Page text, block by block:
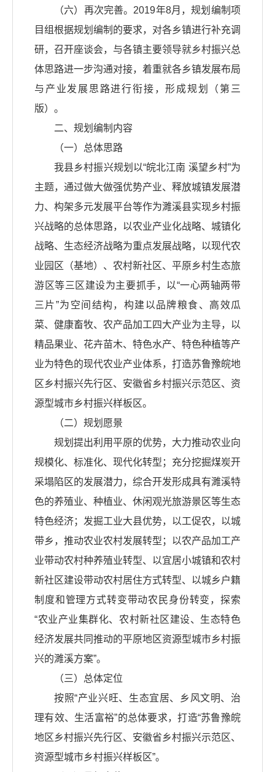
（六）再次完善。2019年8月，规划编制项
目组根据规划编制的要求，对各乡镇进行补充调
研，召开座谈会，与各镇主要领导就乡村振兴总
体思路进一步沟通对接，着重就各乡镇发展布局
与产业发展思路进行衔接，形成规划（第三
版）。
二、规划编制内容
（一）总体思路
我县乡村振兴规划以“皖北江南 溪望乡村”为
主题，通过做大做强优势产业、释放城镇发展潜
力、构架多元发展平台等作为濉溪县实现乡村振
兴战略的总体思路，以农业产业化战略、城镇化
战略、生态经济战略为重点发展战略，以现代农
业园区（基地）、农村新社区、平原乡村生态旅
游区等三区建设为主要抓手，以“一心两轴两带
三片”为空间结构，构建以品牌粮食、高效瓜
菜、健康畜牧、农产品加工四大产业为主导，以
精品果业、花卉苗木、特色水产、特色种植等产
业为特色的现代农业产业体系，打造苏鲁豫皖地
区乡村振兴先行区、安徽省乡村振兴示范区、资
源型城市乡村振兴样板区。
（二）规划愿景
规划提出利用平原的优势，大力推动农业向
规模化、标准化、现代化转型；充分挖掘煤炭开
采塌陷区的发展潜力，综合开发形成具有濉溪特
色的养殖业、种植业、休闲观光旅游景区等生态
特色经济；发掘工业大县优势，以工促农，以城
带乡，推动农业农村发展转型；以农产品加工产
业带动农村种养殖业转型、以宜居小城镇和农村
新社区建设带动农村居住方式转型、以城乡户籍
制度和管理方式转变带动农民身份转变，探索
“农业产业集群化、农村新社区建设、生态特色
经济发展共同推动的平原地区资源型城市乡村振
兴的濉溪方案”。
（三）总体定位
按照“产业兴旺、生态宜居、乡风文明、治
理有效、生活富裕”的总体要求，打造“苏鲁豫皖
地区乡村振兴先行区、安徽省乡村振兴示范区、
资源型城市乡村振兴样板区”。